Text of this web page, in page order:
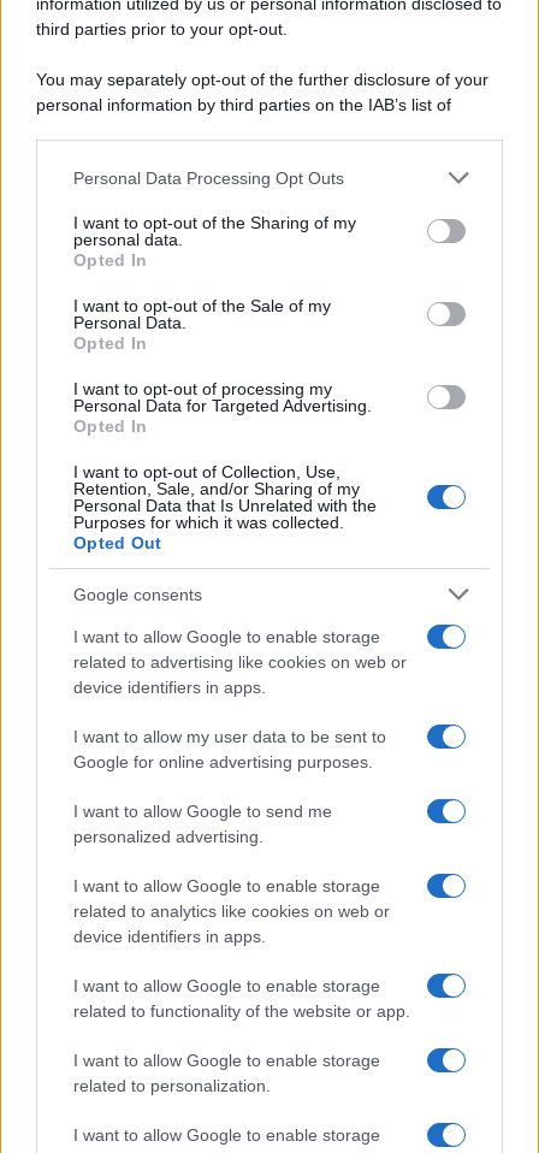
third parties prior to your opt-out.
You may separately opt-out of the further disclosure of your
personal information by third parties on the IAB’s list of
This information may also be disclosed by us to third parties
disclose it to other third parties.
Please note that this website/app uses one or more Google
services and may gather and store information including but
not limited to your visit or usage behaviour. You may click to
grant or deny consent to Google and its third-party tags to
consent section.
Personal Data Processing Opt Outs
I want to opt-out of the Sharing of my
personal data.
Opted In
I want to opt-out of the Sale of my
Personal Data.
Opted In
I want to opt-out of processing my
Personal Data for Targeted Advertising.
Opted In
I want to opt-out of Collection, Use,
Retention, Sale, and/or Sharing of my
Personal Data that Is Unrelated with the
Purposes for which it was collected.
Opted Out
Google consents
I want to allow Google to enable storage
related to advertising like cookies on web or
device identifiers in apps.
I want to allow my user data to be sent to
Google for online advertising purposes.
I want to allow Google to send me
personalized advertising.
I want to allow Google to enable storage
related to analytics like cookies on web or
device identifiers in apps.
I want to allow Google to enable storage
related to functionality of the website or app.
I want to allow Google to enable storage
related to personalization.
I want to allow Google to enable storage
FRASI
Frasi celebri
Frasi da condividere
Poesie
Frasi dei film
Frasi film più lette
Incipit dei film
Film più cercati
Frasi sul cinema
SERVIZI
Mappa del sito
Cookie Policy
Frasi suddivise per tema
Indice degli autori
Aforismi .meglio.it è l'archivio web dedicato a frasi,